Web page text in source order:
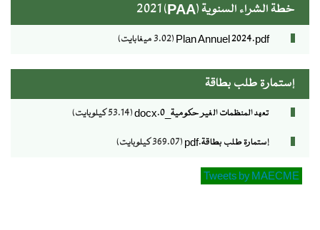
خطة الشراء السنوية (PAA) 2021
Plan Annuel 2024.pdf (3.02 ميغابايت)
إستمارة طلب بطاقة
تعهد المنظمات الغير حكومية_0.docx (53.14 كيلوبايت)
إستمارة طلب بطاقة.pdf (369.07 كيلوبايت)
Tweets by MAECME